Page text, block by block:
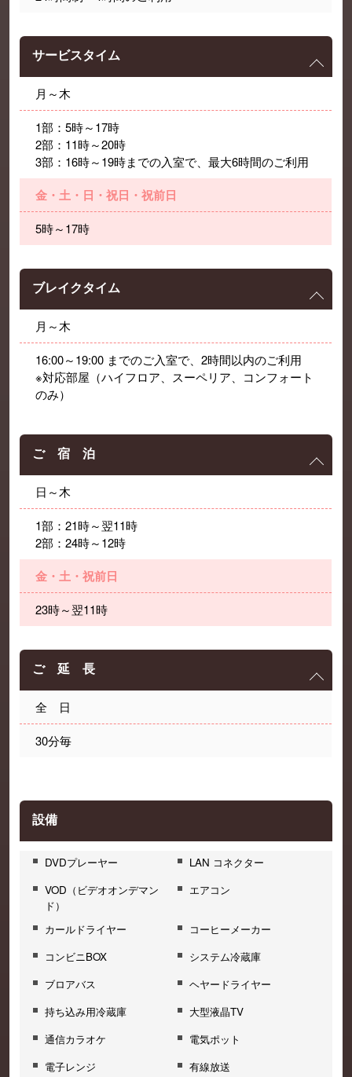
サービスタイム
月～木
1部：5時～17時
2部：11時～20時
3部：16時～19時までの入室で、最大6時間のご利用
金・土・日・祝日・祝前日
5時～17時
ブレイクタイム
月～木
16:00～19:00 までのご入室で、2時間以内のご利用
※対応部屋（ハイフロア、スーペリア、コンフォート
のみ）
ご 宿 泊
日～木
1部：21時～翌11時
2部：24時～12時
金・土・祝前日
23時～翌11時
ご 延 長
全 日
30分毎
設備
DVDプレーヤー
LAN コネクター
VOD（ビデオオンデマン
ド）
エアコン
カールドライヤー
コーヒーメーカー
コンビニBOX
システム冷蔵庫
ブロアバス
ヘヤードライヤー
持ち込み用冷蔵庫
大型液晶TV
通信カラオケ
電気ポット
電子レンジ
有線放送